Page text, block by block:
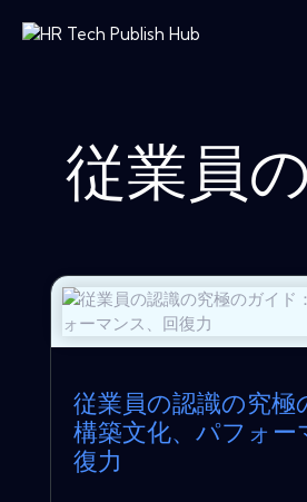
従業員
従業員の認識の究極
構築文化、パフォー
復力